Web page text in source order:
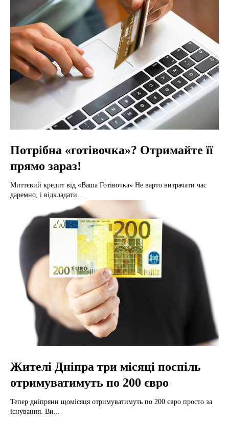
Потрібна «готівочка»? Отримайте її
прямо зараз!
Миттєвий кредит від «Ваша Готівочка» Не варто витрачати час
даремно, і відкладати...
Жителі Дніпра три місяці поспіль
отримуватимуть по 200 євро
Тепер дніпряни щомісяця отримуватимуть по 200 євро просто за
існування. Ви...